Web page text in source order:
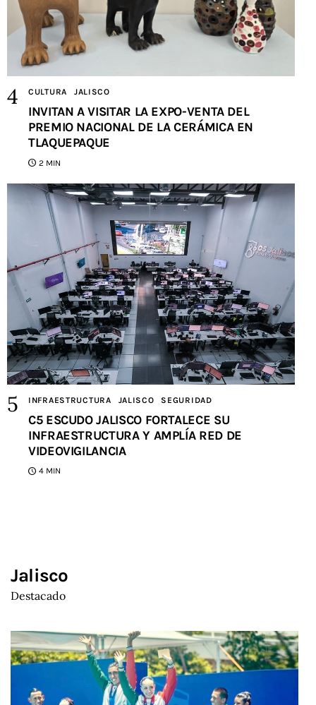
CULTURA JALISCO
INVITAN A VISITAR LA EXPO-VENTA DEL
PREMIO NACIONAL DE LA CERÁMICA EN
TLAQUEPAQUE
2 MIN
INFRAESTRUCTURA JALISCO SEGURIDAD
C5 ESCUDO JALISCO FORTALECE SU
INFRAESTRUCTURA Y AMPLÍA RED DE
VIDEOVIGILANCIA
4 MIN
Jalisco
Destacado